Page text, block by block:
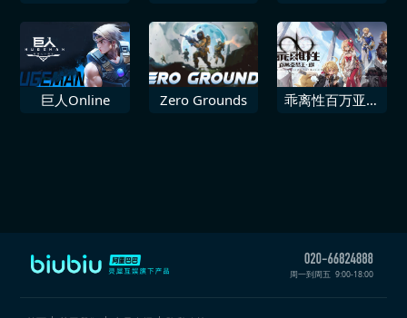
巨人Online Zero Grounds
乖离性百万亚瑟
周一到周五 9:00-18:00